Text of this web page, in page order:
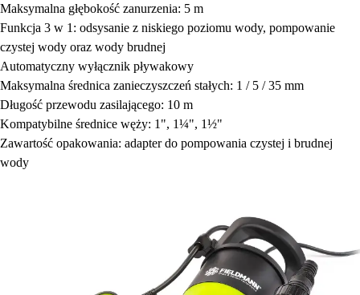
Maksymalna głębokość zanurzenia: 5 m
Funkcja 3 w 1: odsysanie z niskiego poziomu wody, pompowanie
czystej wody oraz wody brudnej
Automatyczny wyłącznik pływakowy
Maksymalna średnica zanieczyszczeń stałych: 1 / 5 / 35 mm
Długość przewodu zasilającego: 10 m
Kompatybilne średnice węży: 1", 1¼", 1½"
Zawartość opakowania: adapter do pompowania czystej i brudnej
wody